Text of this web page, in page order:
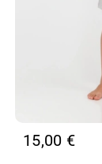
15,00 €